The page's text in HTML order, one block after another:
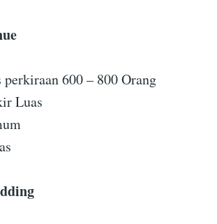
perkiraan 600 – 800 Orang
Luas